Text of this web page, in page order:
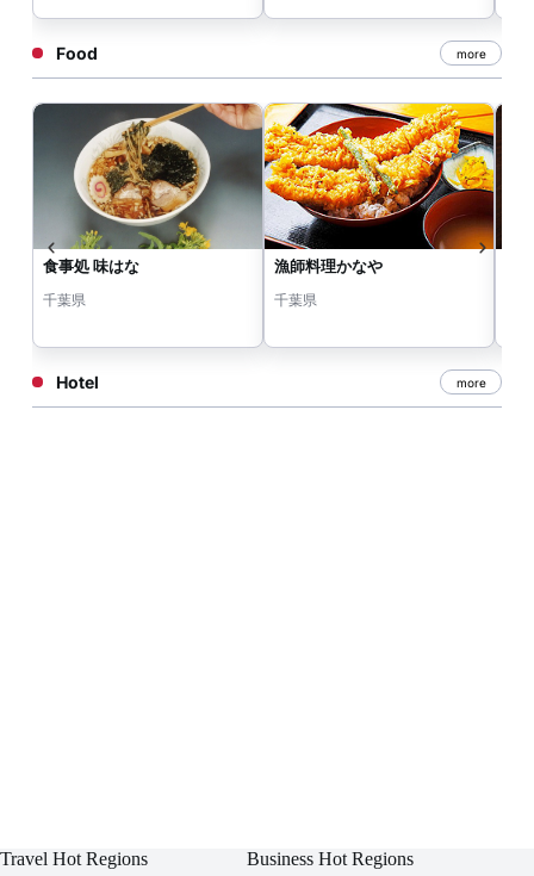
Food more
食事処 味はな
千葉県
漁師料理かなや
千葉県
Hotel more
Travel Hot Regions Business Hot Regions